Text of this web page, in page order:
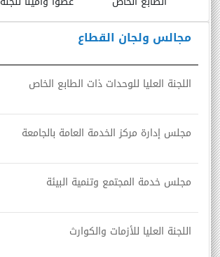
مجالس ولجان القطاع
اللجنة العليا للوحدات ذات الطابع الخاص
مجلس إدارة مركز الخدمة العامة بالجامعة
مجلس خدمة المجتمع وتنمية البيئة
اللجنة العليا للأزمات والكوارث